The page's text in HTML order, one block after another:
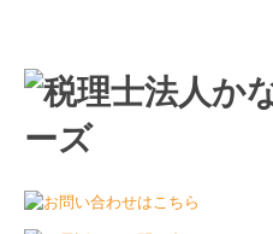
ホーム
法人案内
経営理念